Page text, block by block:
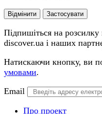
Відмінити Застосувати
Підпишіться на
discover.ua і наших
Натискаючи кнопку, ви
умовами.
Email
Про проект